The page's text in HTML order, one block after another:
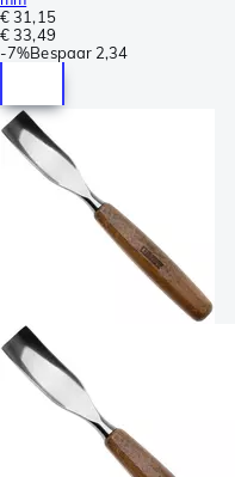
€ 31,15
€ 33,49
-7%Bespaar 2,34